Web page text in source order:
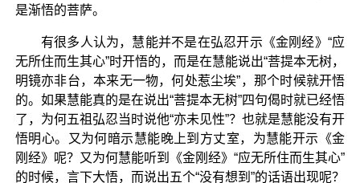
是渐悟的菩萨。
有很多人认为，慧能并不是在弘忍开示《金刚经》“应
无所住而生其心”时开悟的，而是在慧能说出“菩提本无树，
明镜亦非台，本来无一物，何处惹尘埃”，那个时候就开悟
的。如果慧能真的是在说出“菩提本无树”四句偈时就已经悟
了，为何五祖弘忍当时说他“亦未见性”？也就是慧能没有开
悟明心。又为何暗示慧能晚上到方丈室，为慧能开示《金
刚经》呢？又为何慧能听到《金刚经》“应无所住而生其心”
的时候，言下大悟，而说出五个“没有想到”的话语出现呢？